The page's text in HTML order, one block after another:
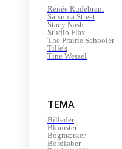
Renée Rudebrant
Satsuma Street
Stacy Nash
Studio Flax
The Prairie Schooler
Tille's
Tine Wessel
TEMA
Billeder
Blomster
Bogmærker
Bordløber